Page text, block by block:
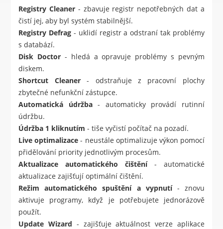
Registry Cleaner - zbavuje registr nepotřebných dat a
čistí jej, aby byl systém stabilnější.
Registry Defrag - uklidí registr a odstraní tak problémy
s databází.
Disk Doctor - hledá a opravuje problémy s pevným
diskem.
Shortcut Cleaner- odstraňuje z pracovní plochy
zbytečné nefunkční zástupce.
Automatická údržba- automaticky provádí rutinní
údržbu.
Údržba 1 kliknutím - tiše vyčistí počítač na pozadí.
Live optimalizace - neustále optimalizuje výkon pomocí
přidělování priority jednotlivým procesům.
Aktualizace automatického čištění- automatické
aktualizace zajišťují optimální čištění.
Režim automatického spuštění a vypnutí- znovu
aktivuje programy, když je potřebujete jednorázově
použít.
Update Wizard - zajišťuje aktuálnost verze aplikace